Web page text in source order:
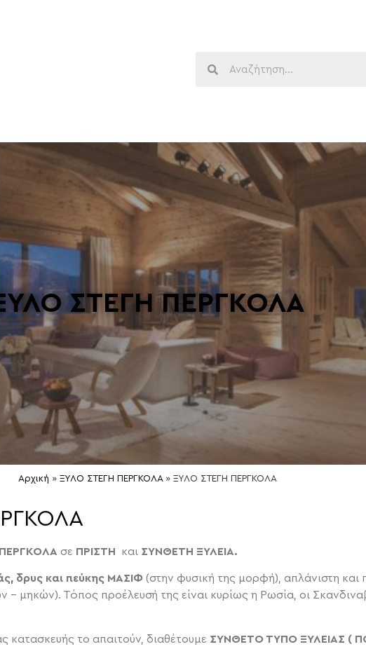
ΣΤΕΓΗ ΠΕΡΓΚΟΛΑ
Αρχική » ΞΥΛΟ ΣΤΕΓΗ ΠΕΡΓΚΟΛΑ» ΞΥΛΟ ΣΤΕΓΗ ΠΕΡΓΚΟΛΑ
ΠΕΡΓΚΟΛΑ σε ΠΡΙΣΤΗ και ΣΥΝΘΕΤΗ ΞΥΛΕΙΑ.
δρυς και πεύκης ΜΑΣΙΦ (στην φυσική της μορφή), απλάνιστη και
μηκών). Τόπος προέλευσή της είναι κυρίως η Ρωσία, οι
κατασκευής το απαιτούν, διαθέτουμε ΣΥΝΘΕΤΟ ΤΥΠΟ ΞΥΛΕΙΑΣ (